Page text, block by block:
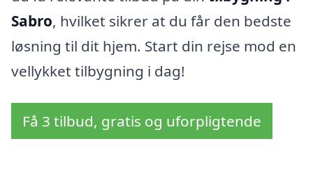
Sabro, hvilket sikrer at du får den bedste
løsning til dit hjem. Start din rejse mod en
vellykket tilbygning i dag!
Få 3 tilbud, gratis og uforpligtende